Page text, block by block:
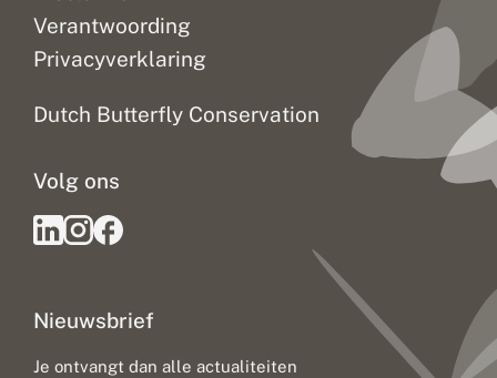
Verantwoording
Privacyverklaring
Dutch Butterfly Conservation
Nieuwsbrief
Je ontvangt dan alle actualiteiten
Volg ons